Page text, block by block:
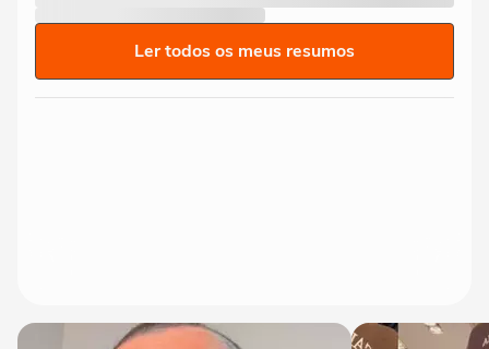
Ler todos os meus resumos